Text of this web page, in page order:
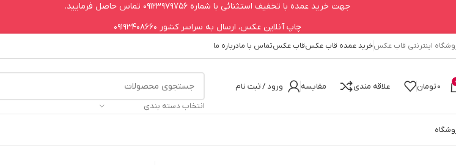
اینترنتی قاب عکسخرید عمده قاب عکسقاب عکستماس با مادرباره ما
0تومان علاقه مندی مقایسه
ورود / ثبت نام
انتخاب دسته بندی
جهت خرید عمده با تخفیف استثنائی با شماره 09123979756 تماس حاصل فرمایید.
چاپ آنلاین عکس، ارسال به سراسر کشور 09193408660